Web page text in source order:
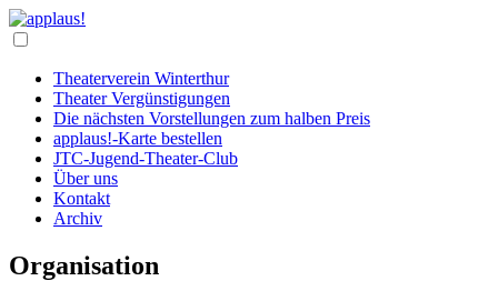
Theaterverein Winterthur
Theater Vergünstigungen
Die nächsten Vorstellungen zum halben Preis
applaus!-Karte bestellen
JTC-Jugend-Theater-Club
Über uns
Kontakt
Archiv
Organisation